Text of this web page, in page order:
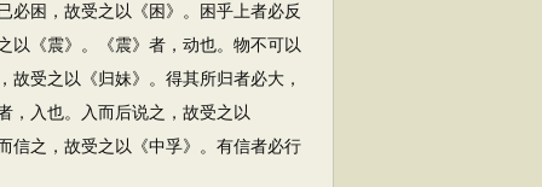
必困，故受之以《困》。困乎上者必反
以《震》。《震》者，动也。物不可以
受之以《归妹》。得其所归者必大，
，入也。入而后说之，故受之以
信之，故受之以《中孚》。有信者必行